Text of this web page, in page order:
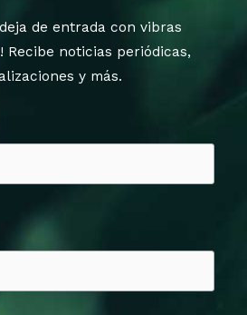
de entrada con vibras
Recibe noticias periódicas,
y más.